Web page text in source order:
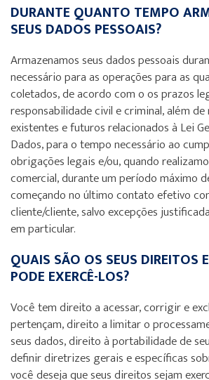
DURANTE QUANTO TEMPO
SEUS DADOS PESSOAIS?
Armazenamos seus dados pessoais
necessário para as operações para as
coletados, de acordo com o os prazos
responsabilidade civil e criminal, além
existentes e futuros relacionados à Lei
Dados, para o tempo necessário ao
obrigações legais e/ou, quando
comercial, durante um período máximo
começando no último contato efetivo
cliente/cliente, salvo excepções
em particular.
QUAIS SÃO OS SEUS DIREITOS
PODE EXERCÊ-LOS?
Você tem direito a acessar, corrigir e
pertençam, direito a limitar o
seus dados, direito à portabilidade de
definir diretrizes gerais e específicas
você deseja que seus direitos sejam